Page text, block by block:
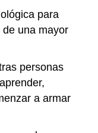
para
una mayor
personas
a armar